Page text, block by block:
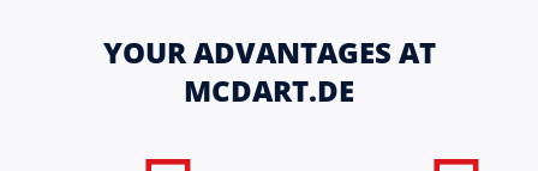
YOUR ADVANTAGES AT
MCDART.DE